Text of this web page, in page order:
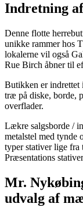
Indretning
Denne flotte
unikke rammer hos
lokalerne vil også
Rue Birch åbner til
Butikken er indrettet
træ på diske, borde,
overflader.
Lækre salgsborde /
metalstel med tynde
typer stativer lige
Præsentations
Mr.
udvalg af